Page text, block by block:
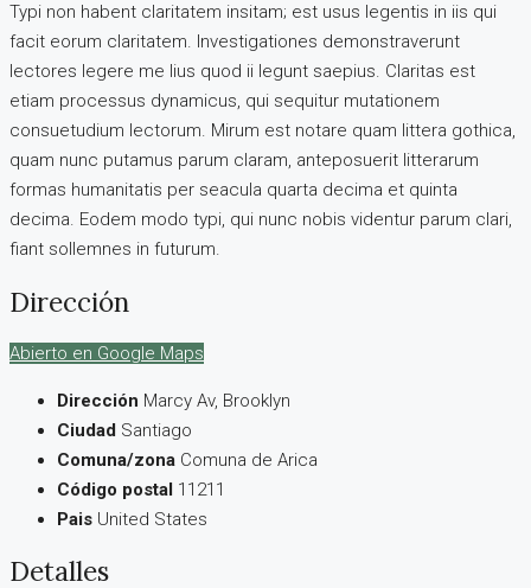
Typi non habent claritatem insitam; est usus legentis in iis qui
facit eorum claritatem. Investigationes demonstraverunt
lectores legere me lius quod ii legunt saepius. Claritas est
etiam processus dynamicus, qui sequitur mutationem
consuetudium lectorum. Mirum est notare quam littera gothica,
quam nunc putamus parum claram, anteposuerit litterarum
formas humanitatis per seacula quarta decima et quinta
decima. Eodem modo typi, qui nunc nobis videntur parum clari,
fiant sollemnes in futurum.
Dirección
Abierto en Google Maps
Dirección Marcy Av, Brooklyn
Ciudad Santiago
Comuna/zona Comuna de Arica
Código postal 11211
Pais United States
Detalles